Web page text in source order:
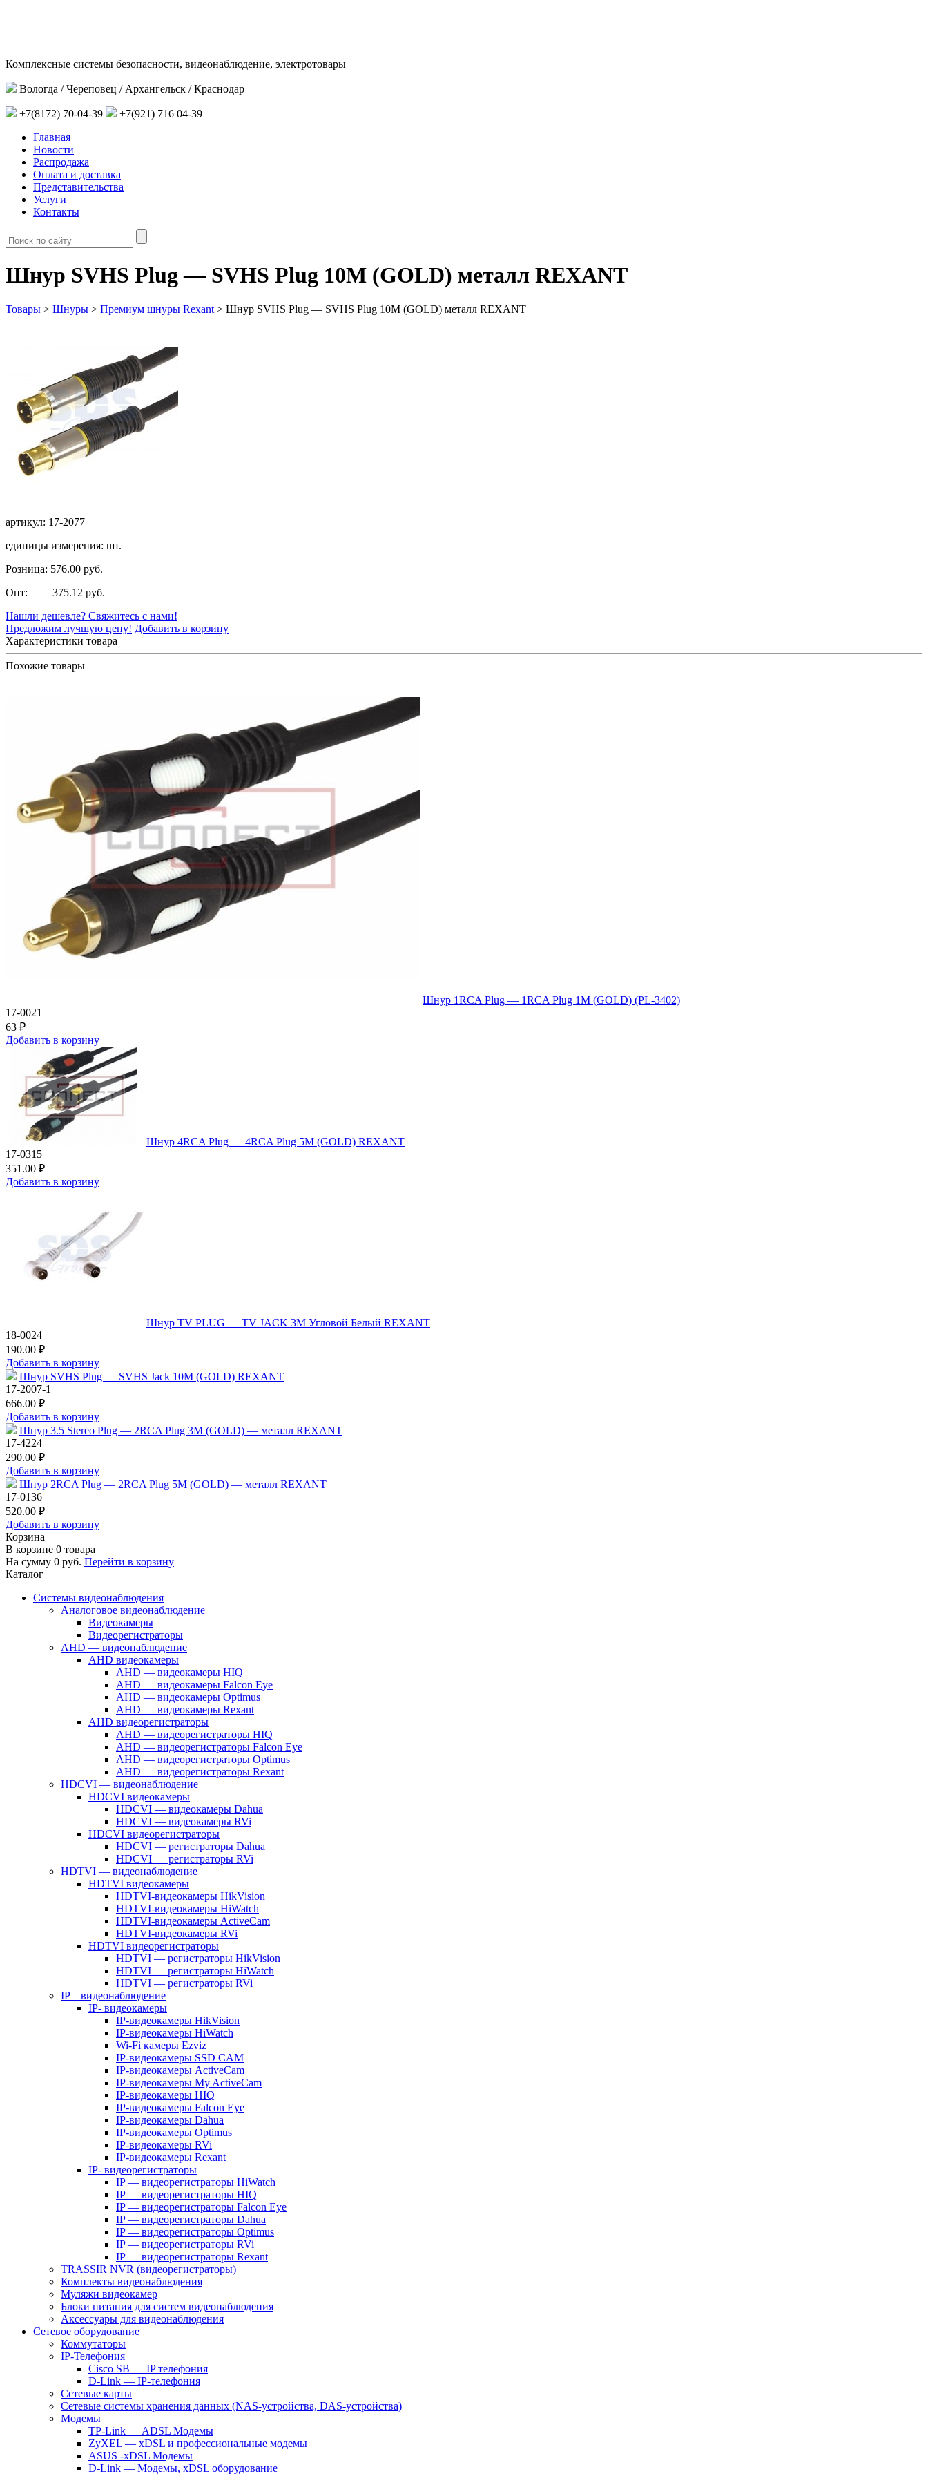
Комплексные системы безопасности, видеонаблюдение, электротовары
Вологда / Череповец / Архангельск / Краснодар
+7(8172) 70-04-39
+7(921) 716 04-39
Главная
Новости
Распродажа
Оплата и доставка
Представительства
Услуги
Контакты
Шнур SVHS Plug — SVHS Plug 10М (GOLD) металл REXANT
Товары > Шнуры > Премиум шнуры Rexant > Шнур SVHS Plug — SVHS Plug 10М (GOLD) металл REXANT
артикул: 17-2077
единицы измерения: шт.
Розница: 576.00 руб.
Опт: 375.12 руб.
Нашли дешевле? Свяжитесь с нами!
Предложим лучшую цену! Добавить в корзину
Характеристики товара
Похожие товары
Шнур 1RCA Plug — 1RCA Plug 1М (GOLD) (PL-3402)
17-0021
63 ₽
Добавить в корзину
Шнур 4RCA Plug — 4RCA Plug 5М (GOLD) REXANT
17-0315
351.00 ₽
Добавить в корзину
Шнур TV PLUG — TV JACK 3М Угловой Белый REXANT
18-0024
190.00 ₽
Добавить в корзину
Шнур SVHS Plug — SVHS Jack 10М (GOLD) REXANT
17-2007-1
666.00 ₽
Добавить в корзину
Шнур 3.5 Stereo Plug — 2RCA Plug 3М (GOLD) — металл REXANT
17-4224
290.00 ₽
Добавить в корзину
Шнур 2RCA Plug — 2RCA Plug 5М (GOLD) — металл REXANT
17-0136
520.00 ₽
Добавить в корзину
Корзина
В корзине 0 товара
На сумму 0 руб. Перейти в корзину
Каталог
Системы видеонаблюдения
Аналоговое видеонаблюдение
Видеокамеры
Видеорегистраторы
AHD — видеонаблюдение
AHD видеокамеры
AHD — видеокамеры HIQ
AHD — видеокамеры Falcon Eye
AHD — видеокамеры Optimus
AHD — видеокамеры Rexant
AHD видеорегистраторы
AHD — видеорегистраторы HIQ
AHD — видеорегистраторы Falcon Eye
AHD — видеорегистраторы Optimus
AHD — видеорегистраторы Rexant
HDCVI — видеонаблюдение
HDCVI видеокамеры
HDCVI — видеокамеры Dahua
HDCVI — видеокамеры RVi
HDCVI видеорегистраторы
HDCVI — регистраторы Dahua
HDCVI — регистраторы RVi
HDTVI — видеонаблюдение
HDTVI видеокамеры
HDTVI-видеокамеры HikVision
HDTVI-видеокамеры HiWatch
HDTVI-видеокамеры ActiveCam
HDTVI-видеокамеры RVi
HDTVI видеорегистраторы
HDTVI — регистраторы HikVision
HDTVI — регистраторы HiWatch
HDTVI — регистраторы RVi
IP – видеонаблюдение
IP- видеокамеры
IP-видеокамеры HikVision
IP-видеокамеры HiWatch
Wi-Fi камеры Ezviz
IP-видеокамеры SSD CAM
IP-видеокамеры ActiveCam
IP-видеокамеры My ActiveCam
IP-видеокамеры HIQ
IP-видеокамеры Falcon Eye
IP-видеокамеры Dahua
IP-видеокамеры Optimus
IP-видеокамеры RVi
IP-видеокамеры Rexant
IP- видеорегистраторы
IP — видеорегистраторы HiWatch
IP — видеорегистраторы HIQ
IP — видеорегистраторы Falcon Eye
IP — видеорегистраторы Dahua
IP — видеорегистраторы Optimus
IP — видеорегистраторы RVi
IP — видеорегистраторы Rexant
TRASSIR NVR (видеорегистраторы)
Комплекты видеонаблюдения
Муляжи видеокамер
Блоки питания для систем видеонаблюдения
Аксессуары для видеонаблюдения
Сетевое оборудование
Коммутаторы
IP-Телефония
Cisco SB — IP телефония
D-Link — IP-телефония
Сетевые карты
Сетевые системы хранения данных (NAS-устройства, DAS-устройства)
Модемы
TP-Link — ADSL Модемы
ZyXEL — xDSL и профессиональные модемы
ASUS -xDSL Модемы
D-Link — Модемы, xDSL оборудование